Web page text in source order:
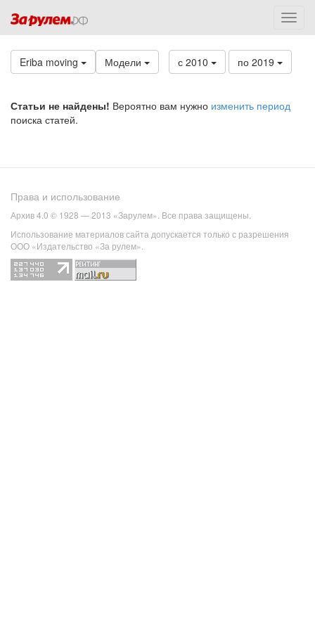
Eriba moving Модели с 2010 по 2019
Статьи не найдены! Вероятно вам нужно изменить период
поиска статей.
Права и использование
Архив 4.0 © 1928 — 2013 «Зарулем». Все права защищены.
Использование материалов сайта допускается только с разрешения
ООО «Издательство «За рулем».